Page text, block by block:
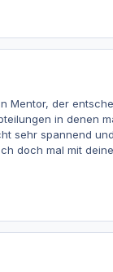
Mentor, der
in denen
sehr spannend
doch mal mit